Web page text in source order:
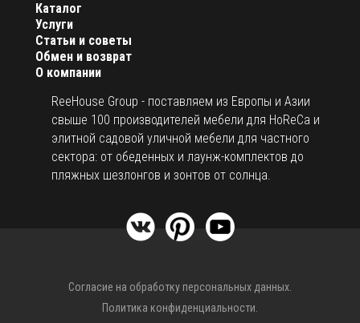
О компании
ReeHouse Group - поставляем из Европы и Азии
свыше 100 производителей мебели для HoReCa и
элитной садовой уличной мебели для частного
сектора: от обеденных и лаунж-комплектов до
пляжных шезлонгов и зонтов от солнца.
Каталог
Услуги
Статьи и советы
Обмен и возврат
Согласие на обработку персональных данных.
Политика конфиденциальности.